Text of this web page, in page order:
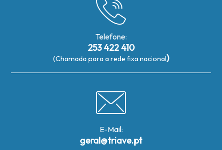
Telefone:
253 422 410
(Chamada para a rede fixa nacional)
E-Mail:
geral@triave.pt